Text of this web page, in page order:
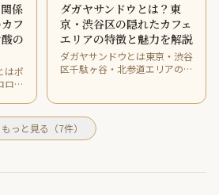
係
フ
の
はポ
ロゲ
ティ
ダガヤサンドウとは？東
京・渋谷区の隠れたカフェ
エリアの特徴と魅力を解説
ダガヤサンドウとは東京・渋谷
区千駄ヶ谷・北参道エリアの通
競技場・鳩森八幡神社・明治神
宮外苑に囲まれた立地にあり
Green Beans Coffeeはその中心
に位置しています。
もっと見る（7件）